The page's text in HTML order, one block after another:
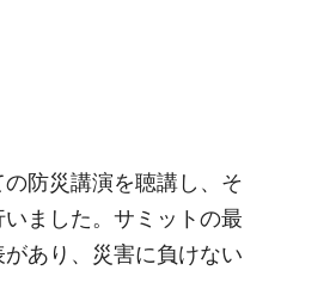
防災講演を聴講し、そ
ました。サミットの最
あり、災害に負けない